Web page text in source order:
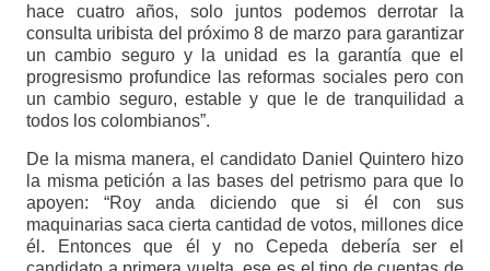
hace cuatro años, solo juntos podemos derrotar la
consulta uribista del próximo 8 de marzo para garantizar
un cambio seguro y la unidad es la garantía que el
progresismo profundice las reformas sociales pero con
un cambio seguro, estable y que le de tranquilidad a
todos los colombianos”.
De la misma manera, el candidato Daniel Quintero hizo
la misma petición a las bases del petrismo para que lo
apoyen: “Roy anda diciendo que si él con sus
maquinarias saca cierta cantidad de votos, millones dice
él. Entonces que él y no Cepeda debería ser el